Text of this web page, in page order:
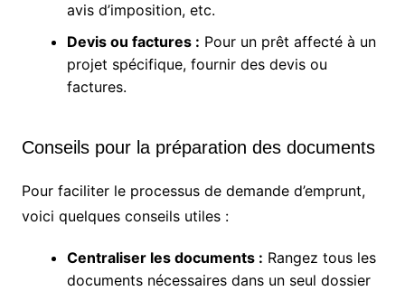
avis d’imposition, etc.
Devis ou factures : Pour un prêt affecté à un
projet spécifique, fournir des devis ou
factures.
Conseils pour la préparation des documents
Pour faciliter le processus de demande d’emprunt,
voici quelques conseils utiles :
Centraliser les documents : Rangez tous les
documents nécessaires dans un seul dossier